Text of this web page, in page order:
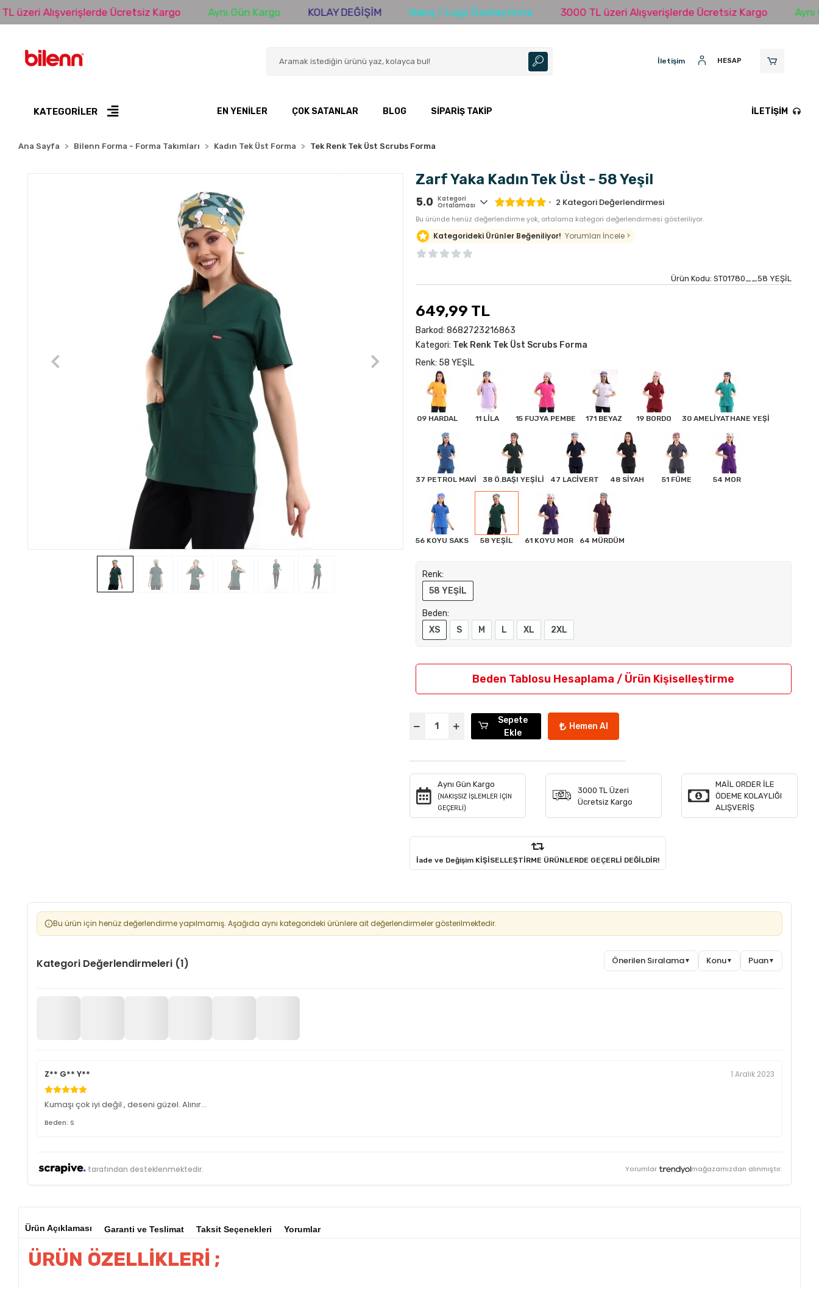
Alışverişlerde Ücretsiz Kargo Aynı Gün Kargo KOLAY DEĞİŞİM Nakış / Logo Özelleştirme 3000 TL üzeri Alışverişlerde Ücretsiz Kargo Aynı Gün
İletişim HESAP
KATEGORİLER EN YENILER ÇOK SATANLAR BLOG SIPARIŞ TAKIP İLETIŞIM
Ana Sayfa Bilenn Forma - Forma Takımları Kadın Tek Üst Forma Tek Renk Tek Üst Scrubs Forma
Zarf Yaka Kadın Tek Üst - 58 Yeşil
5.0 Kategori
Ortalaması 2 Kategori Değerlendirmesi
Bu üründe henüz değerlendirme yok, ortalama kategori değerlendirmesi gösteriliyor.
Kategorideki Ürünler Beğeniliyor! Yorumları İncele >
Ürün Kodu: ST01780__58 YEŞİL
649,99 TL
Barkod: 8682723216863
Kategori: Tek Renk Tek Üst Scrubs Forma
Renk: 58 YEŞİL
09 HARDAL 11 LİLA 15 FUJYA PEMBE 171 BEYAZ 19 BORDO 30 AMELİYATHANE YEŞİ
37 PETROL MAVİ 38 Ö.BAŞI YEŞİLİ 47 LACİVERT 48 SİYAH 51 FÜME 54 MOR
56 KOYU SAKS 58 YEŞİL 61 KOYU MOR 64 MÜRDÜM
Renk:
58 YEŞİL
Beden:
XS
S M L XL 2XL
Beden Tablosu Hesaplama / Ürün Kişiselleştirme
Sepete
Ekle
Hemen Al
Aynı Gün Kargo
(NAKIŞSIZ İŞLEMLER İÇİN
GEÇERLİ)
3000 TL Üzeri
Ücretsiz Kargo
MAİL ORDER İLE
ÖDEME KOLAYLIĞI
ALIŞVERİŞ
İade ve Değişim KİŞİSELLEŞTİRME ÜRÜNLERDE GEÇERLİ DEĞİLDİR!
Bu ürün için henüz değerlendirme yapılmamış. Aşağıda aynı kategorideki ürünlere ait değerlendirmeler gösterilmektedir.
Kategori Değerlendirmeleri (1) Önerilen Sıralama▼ Konu▼ Puan▼
Z** G** Y** 1 Aralık 2023
Kumaşı çok iyi değil , deseni güzel. Alınır…
Beden: S
tarafından desteklenmektedir. Yorumlar mağazamızdan alınmıştır.
Ürün Açıklaması Garanti ve Teslimat Taksit Seçenekleri Yorumlar
ÜRÜN ÖZELLİKLERİ ;